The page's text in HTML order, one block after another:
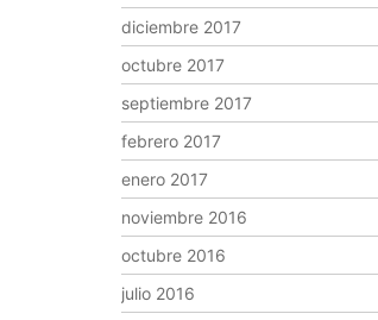
diciembre 2017
octubre 2017
septiembre 2017
febrero 2017
enero 2017
noviembre 2016
octubre 2016
julio 2016